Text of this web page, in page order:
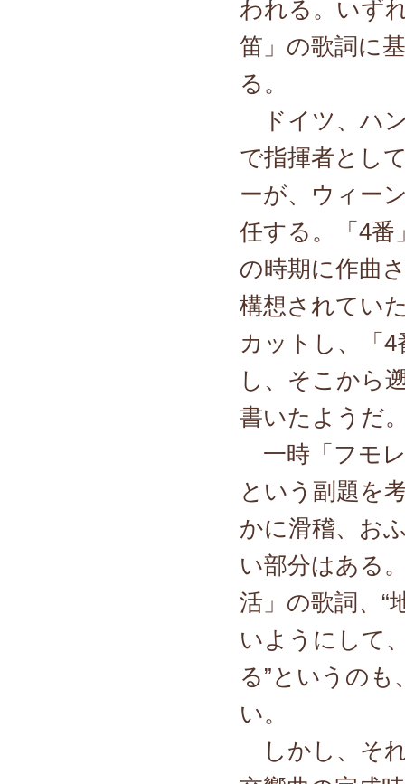
われる。いず
笛」の歌詞に
る。
ドイツ、ハ
で指揮者とし
ーが、ウィー
任する。「4番
の時期に作曲
構想されてい
カットし、「
し、そこから
書いたようだ
一時「フモ
という副題を
かに滑稽、お
い部分はある
活」の歌詞、“
いようにして
る”というの
い。
しかし、そ